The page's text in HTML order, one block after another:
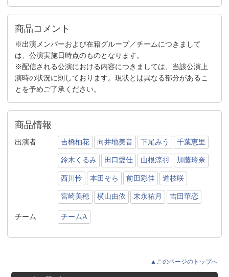
商品コメント
※出演メンバーおよび在籍グループ／チームにつきまして
は、公演実施日時点のものとなります。
※配信される公演における内容につきましては、当該公演上
演時の状況に則しております。現状とは異なる部分があるこ
とを予めご了承ください。
商品情報
出演者 吉橋柚花 向井地美音 下尾みう 千葉恵里
鈴木くるみ 田口愛佳 山根涼羽 加藤玲奈
西川怜 本田そら 前田彩佳 道枝咲
宮崎美穂 横山由依 末永祐月 吉田華恋
チーム チームA
▲このページのトップへ